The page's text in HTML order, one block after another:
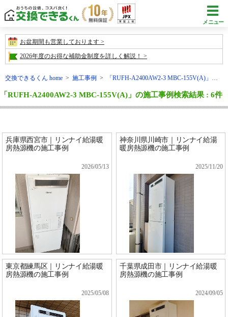
メニュー
お盆期間も営業しております
2026年度のお得な補助金制度を詳しく解説！
交換できるくん home > 施工事例 > 「RUFH-A2400AW2-3 MBC-155V(A)」の施工事例検索結果
「RUFH-A2400AW2-3 MBC-155V(A)」の施工事例検索結果 : 6件
兵庫県西宮市｜リンナイ給湯暖
房熱源機の施工事例
2026/05/13
神奈川県川崎市｜リンナイ給湯
暖房熱源機の施工事例
2025/11/20
東京都練馬区｜リンナイ給湯暖
房熱源機の施工事例
2025/05/08
千葉県成田市｜リンナイ給湯暖
房熱源機の施工事例
2024/09/05